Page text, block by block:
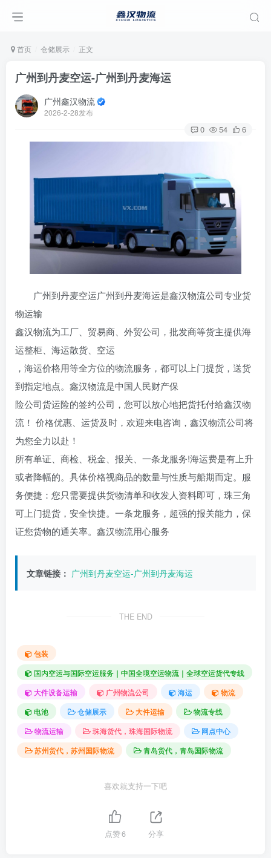
首页 仓储展示 正文
广州到丹麦空运-广州到丹麦海运
广州鑫汉物流
2026-2-28发布
0 54 6
广州到丹麦空运广州到丹麦海运是鑫汉物流公司专业货
物运输
鑫汉物流为工厂、贸易商、外贸公司，批发商等货主提供海
运整柜、海运散货、空运
，海运价格用等全方位的物流服务，都可以上门提货，送货
到指定地点。鑫汉物流是中国人民财产保
险公司货运险的签约公司，您可以放心地把货托付给鑫汉物
流！ 价格优惠、运货及时，欢迎来电咨询，鑫汉物流公司将
为您全力以赴！
所有单证、商检、税金、报关、一条龙服务!海运费是有上升
或者降幅的。具体价格视商品的数量与性质与船期而定。服
务便捷：您只需要提供货物清单和收发人资料即可，珠三角
可上门提货，安全快捷。一条龙服务，超强的报关能力，保
证您货物的通关率。鑫汉物流用心服务
文章链接： 广州到丹麦空运-广州到丹麦海运
THE END
包装
国内空运与国际空运服务｜中国全境空运物流｜全球空运货代专线
大件设备运输
广州物流公司 海运
物流
电池
仓储展示 大件运输
物流专线
物流运输
珠海货代，珠海国际物流
网点中心
苏州货代，苏州国际物流
青岛货代，青岛国际物流
喜欢就支持一下吧
点赞6 分享